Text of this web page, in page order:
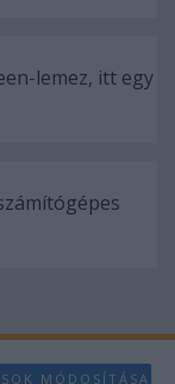
lemez, itt egy
MÓDOSÍTÁSA